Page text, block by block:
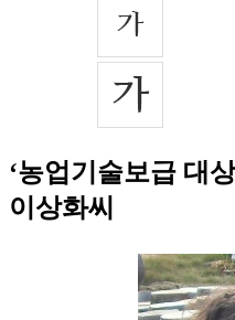
‘농업기술보급 대
이상화씨